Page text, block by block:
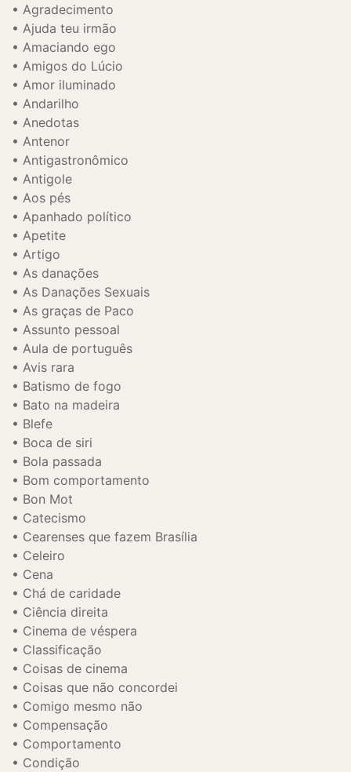
Agradecimento
Ajuda teu irmão
Amaciando ego
Amigos do Lúcio
Amor iluminado
Andarilho
Anedotas
Antenor
Antigastronômico
Antigole
Aos pés
Apanhado político
Apetite
Artigo
As danações
As Danações Sexuais
As graças de Paco
Assunto pessoal
Aula de português
Avis rara
Batismo de fogo
Bato na madeira
Blefe
Boca de siri
Bola passada
Bom comportamento
Bon Mot
Catecismo
Cearenses que fazem Brasília
Celeiro
Cena
Chá de caridade
Ciência direita
Cinema de véspera
Classificação
Coisas de cinema
Coisas que não concordei
Comigo mesmo não
Compensação
Comportamento
Condição